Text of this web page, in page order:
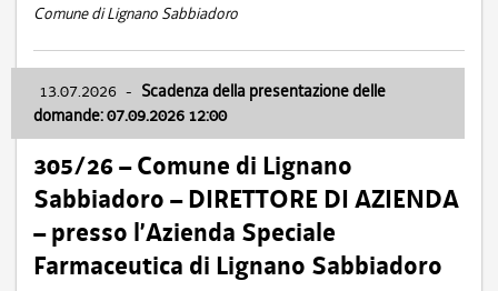
Comune di Lignano Sabbiadoro
13.07.2026 - Scadenza della presentazione delle
domande: 07.09.2026 12:00
305/26 – Comune di Lignano
Sabbiadoro – DIRETTORE DI AZIENDA
– presso l’Azienda Speciale
Farmaceutica di Lignano Sabbiadoro